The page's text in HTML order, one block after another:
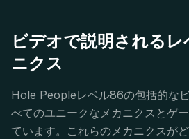
ビデオで説明される
ニクス
Hole Peopleレベル86の包括的な
べてのユニークなメカニクスとゲ
ています。これらのメカニクスが